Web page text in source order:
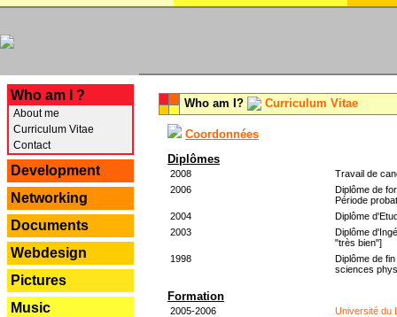
Who am I ?
About me
Curriculum Vitae
Contact
Development
Networking
Documents
Webdesign
Pictures
Music
Who am I? Curriculum Vitae
Coordonnées
Diplômes
2008
Travail de
2006
Diplôme de
Période
2004
Diplôme
2003
Diplôme
"très bien"]
1998
Diplôme de
sciences
Formation
2005-2006
Université du